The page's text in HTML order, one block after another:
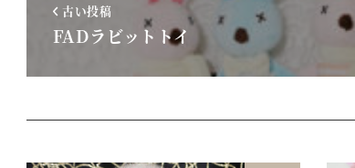
古い投稿
FADラビットトイ